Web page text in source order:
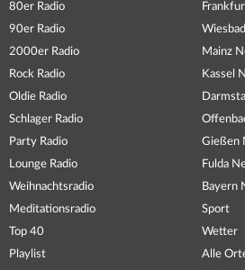
80er Radio
90er Radio
2000er Radio
Rock Radio
Oldie Radio
Schlager Radio
Party Radio
Lounge Radio
Weihnachtsradio
Meditationsradio
Top 40
Playlist
Mainz
Kassel
Gießen
Fulda
Bayern
Sport
Wetter
Alle